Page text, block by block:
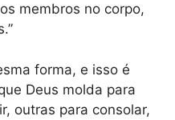
membros no corpo,
forma, e isso é
Deus molda para
outras para consolar,